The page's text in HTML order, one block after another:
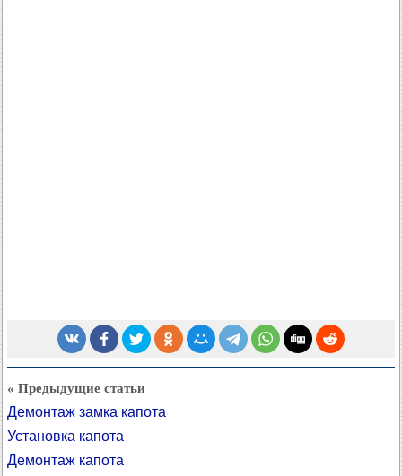
« Предыдущие статьи
Демонтаж замка капота
Установка капота
Демонтаж капота